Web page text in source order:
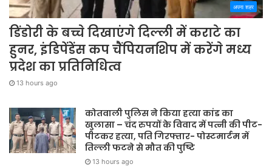
अपना शहर
डिंडोरी के बच्चे दिखाएंगे दिल्ली में कराटे का
हुनर, इंडिपेंडेंस कप चैंपियनशिप में करेंगे मध्य
प्रदेश का प्रतिनिधित्व
13 hours ago
कोतवाली पुलिस ने किया हत्या कांड का
खुलासा – चंद रुपयों के विवाद में पत्नी की पीट-
पीटकर हत्या, पति गिरफ्तार- पोस्टमार्टम में
तिल्ली फटने से मौत की पुष्टि
13 hours ago